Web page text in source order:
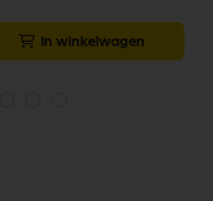
In winkelwagen